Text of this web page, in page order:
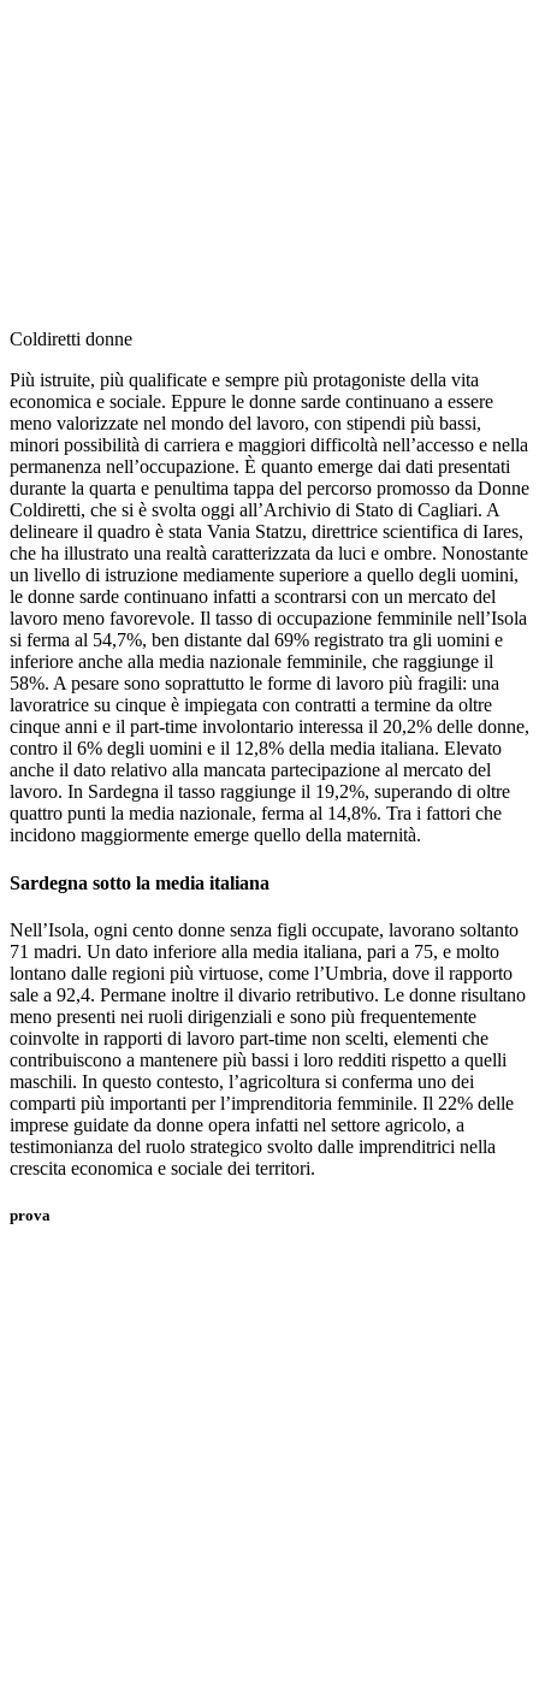
Coldiretti donne
Più istruite, più qualificate e sempre più protagoniste della vita
economica e sociale. Eppure le donne sarde continuano a essere
meno valorizzate nel mondo del lavoro, con stipendi più bassi,
minori possibilità di carriera e maggiori difficoltà nell’accesso e nella
permanenza nell’occupazione. È quanto emerge dai dati presentati
durante la quarta e penultima tappa del percorso promosso da Donne
Coldiretti, che si è svolta oggi all’Archivio di Stato di Cagliari. A
delineare il quadro è stata Vania Statzu, direttrice scientifica di Iares,
che ha illustrato una realtà caratterizzata da luci e ombre. Nonostante
un livello di istruzione mediamente superiore a quello degli uomini,
le donne sarde continuano infatti a scontrarsi con un mercato del
lavoro meno favorevole. Il tasso di occupazione femminile nell’Isola
si ferma al 54,7%, ben distante dal 69% registrato tra gli uomini e
inferiore anche alla media nazionale femminile, che raggiunge il
58%. A pesare sono soprattutto le forme di lavoro più fragili: una
lavoratrice su cinque è impiegata con contratti a termine da oltre
cinque anni e il part-time involontario interessa il 20,2% delle donne,
contro il 6% degli uomini e il 12,8% della media italiana. Elevato
anche il dato relativo alla mancata partecipazione al mercato del
lavoro. In Sardegna il tasso raggiunge il 19,2%, superando di oltre
quattro punti la media nazionale, ferma al 14,8%. Tra i fattori che
incidono maggiormente emerge quello della maternità.
Sardegna sotto la media italiana
Nell’Isola, ogni cento donne senza figli occupate, lavorano soltanto
71 madri. Un dato inferiore alla media italiana, pari a 75, e molto
lontano dalle regioni più virtuose, come l’Umbria, dove il rapporto
sale a 92,4. Permane inoltre il divario retributivo. Le donne risultano
meno presenti nei ruoli dirigenziali e sono più frequentemente
coinvolte in rapporti di lavoro part-time non scelti, elementi che
contribuiscono a mantenere più bassi i loro redditi rispetto a quelli
maschili. In questo contesto, l’agricoltura si conferma uno dei
comparti più importanti per l’imprenditoria femminile. Il 22% delle
imprese guidate da donne opera infatti nel settore agricolo, a
testimonianza del ruolo strategico svolto dalle imprenditrici nella
crescita economica e sociale dei territori.
prova